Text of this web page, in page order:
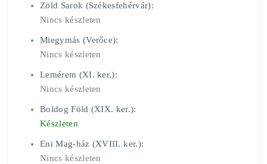
Zöld Sarok (Székesfehérvár):
Nincs készleten
Miegymás (Verőce):
Nincs készleten
Lemérem (XI. ker.):
Nincs készleten
Boldog Föld (XIX. ker.):
Készleten
Eni Mag-ház (XVIII. ker.):
Nincs készleten